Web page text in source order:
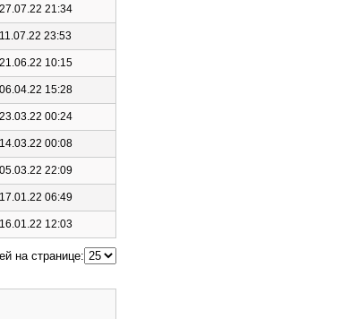
27.07.22 21:34
11.07.22 23:53
21.06.22 10:15
06.04.22 15:28
23.03.22 00:24
14.03.22 00:08
05.03.22 22:09
17.01.22 06:49
16.01.22 12:03
на странице: